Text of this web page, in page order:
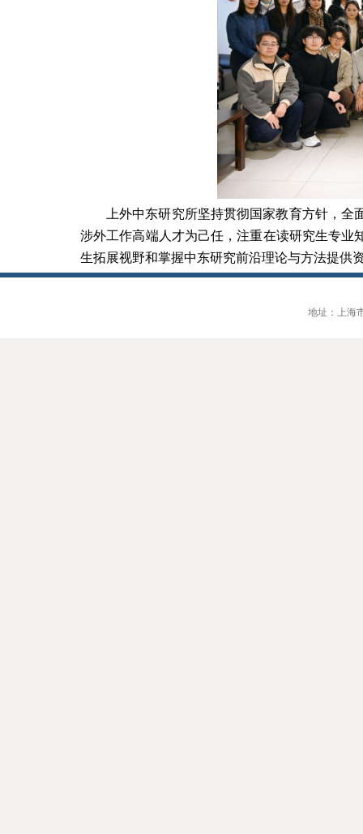
上外中东研究所坚持贯彻国家教育方针，
涉外工作高端人才为己任，注重在读研究生专
生拓展视野和掌握中东研究前沿理论与方法提供
地址：上海